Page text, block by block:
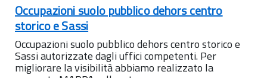
Occupazioni suolo pubblico dehors centro
storico e Sassi
Occupazioni suolo pubblico dehors centro storico e
Sassi autorizzate dagli uffici competenti. Per
migliorare la visibilità abbiamo realizzato la